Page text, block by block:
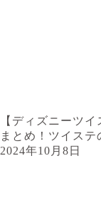
【ディズニーツ
まとめ！ツイステ
2024年10月8日